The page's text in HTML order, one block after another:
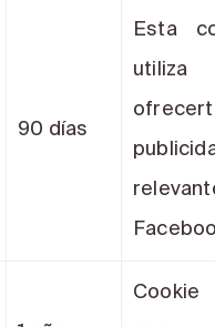
90 días
Esta
Cookie